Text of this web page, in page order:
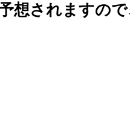
想されますの